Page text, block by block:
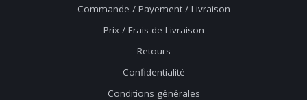
Commande / Payement / Livraison
Prix / Frais de Livraison
Retours
Confidentialité
Conditions générales